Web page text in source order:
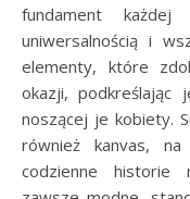
fundament każdej
uniwersalnością i
elementy, które
okazji, podkreślając
noszącej je kobiety.
również kanvas,
codzienne historie